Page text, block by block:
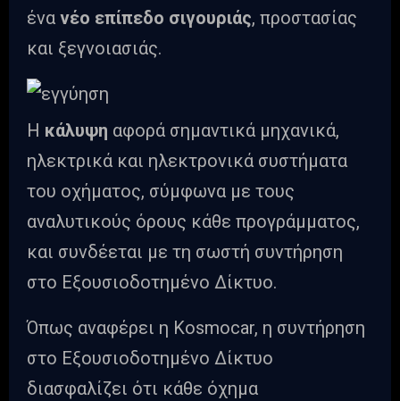
ένα νέο επίπεδο σιγουριάς, προστασίας
και ξεγνοιασιάς.
Η κάλυψη αφορά σημαντικά μηχανικά,
ηλεκτρικά και ηλεκτρονικά συστήματα
του οχήματος, σύμφωνα με τους
αναλυτικούς όρους κάθε προγράμματος,
και συνδέεται με τη σωστή συντήρηση
στο Εξουσιοδοτημένο Δίκτυο.
Όπως αναφέρει η Kosmocar, η συντήρηση
στο Εξουσιοδοτημένο Δίκτυο
διασφαλίζει ότι κάθε όχημα